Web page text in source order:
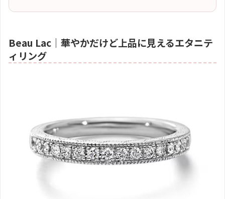
Beau Lac｜華やかだけど上品に見えるエタニテ
ィリング